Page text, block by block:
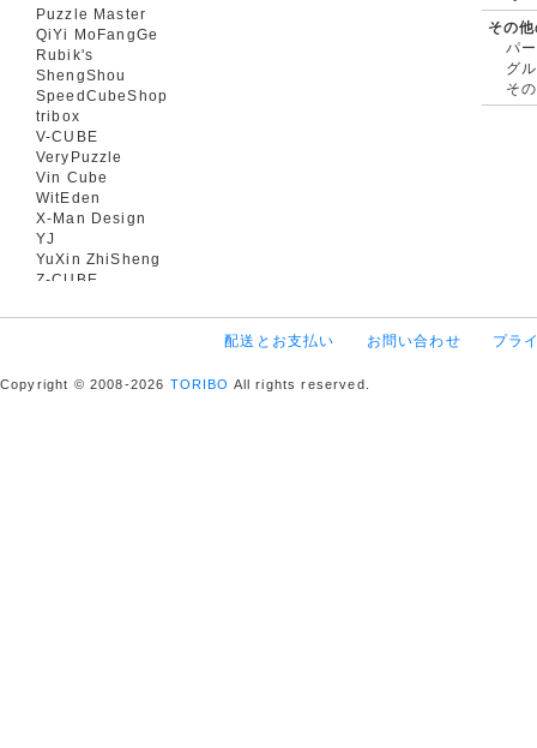
Puzzle Master
QiYi MoFangGe
Rubik's
ShengShou
SpeedCubeShop
tribox
V-CUBE
VeryPuzzle
Vin Cube
WitEden
X-Man Design
YJ
YuXin ZhiSheng
Z-CUBE
その
パ
グ
そ
配送とお支払い お問い合わせ プラ
Copyright © 2008-2026 TORIBO All rights reserved.